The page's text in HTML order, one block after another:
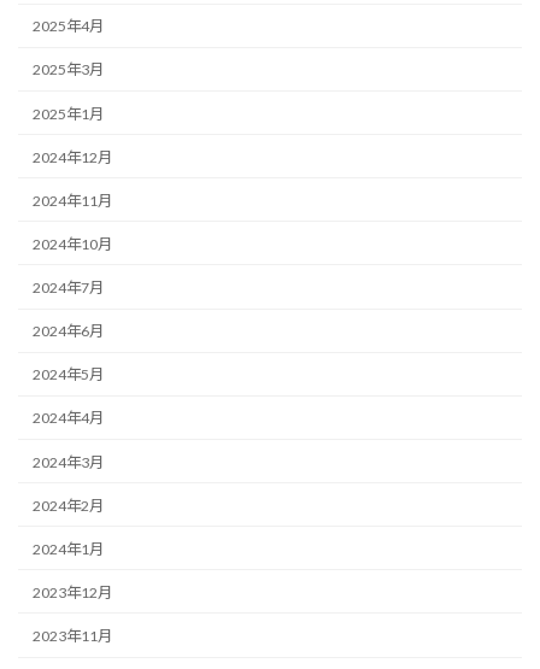
2025年4月
2025年3月
2025年1月
2024年12月
2024年11月
2024年10月
2024年7月
2024年6月
2024年5月
2024年4月
2024年3月
2024年2月
2024年1月
2023年12月
2023年11月